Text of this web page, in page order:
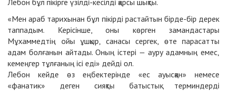
Лебон бұл пікірге үзілді-кесілді қарсы шықты.
«Мен араб тарихынан бұл пікірді растайтын бірде-бір дерек
таппадым. Керісінше, оны көрген замандастары
Мұхаммедтің ойы ұшқыр, санасы сергек, өте парасатты
адам болғанын айтады. Оның істері — ауру адамның емес,
кемеңгер тұлғаның ісі еді» дейді ол.
Лебон кейде өз еңбектерінде «ес ауысқан» немесе
«фанатик» деген сияқты батыстық терминдерді